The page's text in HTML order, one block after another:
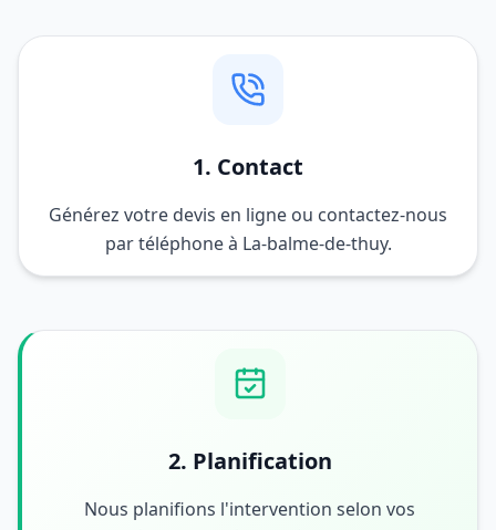
1. Contact
Générez votre devis en ligne ou contactez-nous
par téléphone à La-balme-de-thuy.
2. Planification
Nous planifions l'intervention selon vos